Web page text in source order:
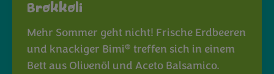
Brokkoli
Mehr Sommer geht nicht! Frische Erdbeeren
und knackiger Bimi® treffen sich in einem
Bett aus Olivenöl und Aceto Balsamico.